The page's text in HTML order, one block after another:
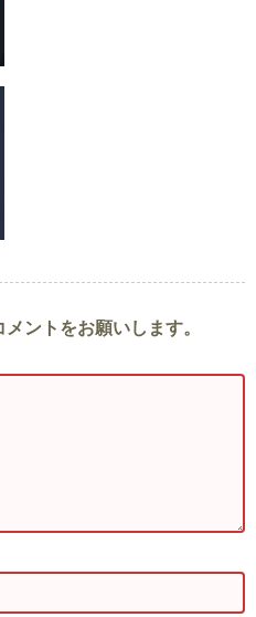
ントをお願いします。